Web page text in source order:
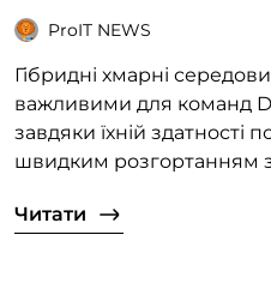
ProIT NEWS
Гібридні хмарні
важливими для команд
завдяки їхній здатності
швидким розгортанням
Читати